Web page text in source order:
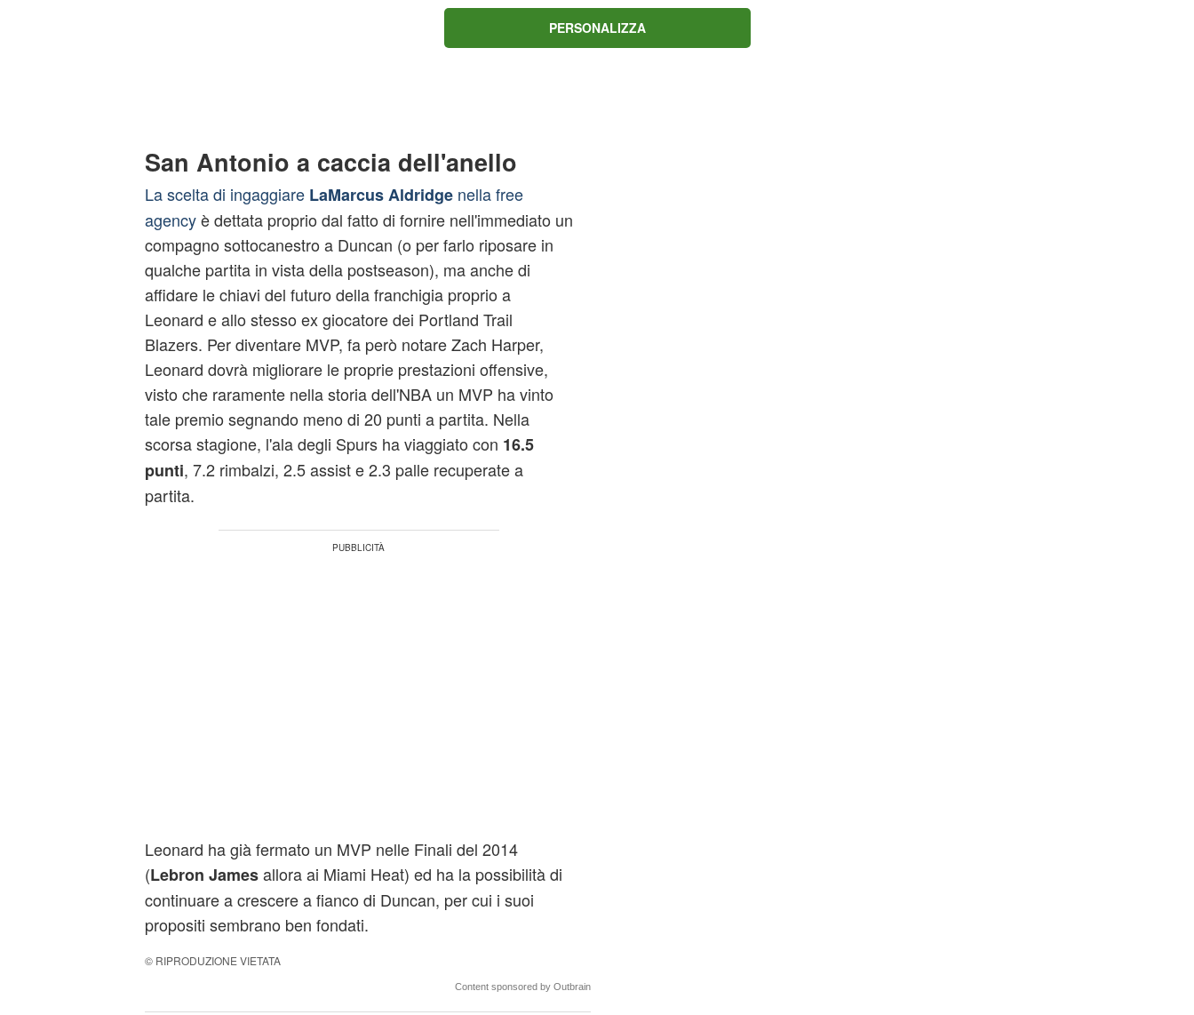
San Antonio a caccia dell'anello
La scelta di ingaggiare LaMarcus Aldridgenella free
agencyè dettata proprio dal fatto di fornire nell'immediato un
compagno sottocanestro a Duncan (o per farlo riposare in
qualche partita in vista della postseason), ma anche di
affidare le chiavi del futuro della franchigia proprio a
Leonard e allo stesso ex giocatore dei Portland Trail
Blazers. Per diventare MVP, fa però notare Zach Harper,
Leonard dovrà migliorare le proprie prestazioni offensive,
visto che raramente nella storia dell'NBA un MVP ha vinto
tale premio segnando meno di 20 punti a partita. Nella
scorsa stagione, l'ala degli Spurs ha viaggiato con 16.5
punti, 7.2 rimbalzi, 2.5 assist e 2.3 palle recuperate a
partita.
Leonard ha già fermato un MVP nelle Finali del 2014
(Lebron Jamesallora ai Miami Heat) ed ha la possibilità di
continuare a crescere a fianco di Duncan, per cui i suoi
propositi sembrano ben fondati.
© RIPRODUZIONE VIETATA
Content sponsored by Outbrain
PERSONALIZZA